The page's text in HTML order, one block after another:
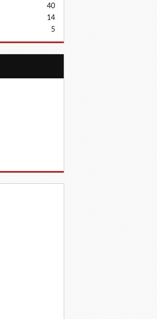
40
14
5